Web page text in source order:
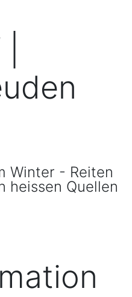
Winter - Reiten
heissen Quellen